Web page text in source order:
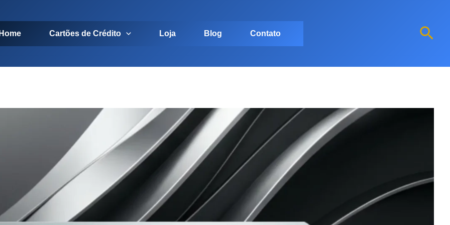
Home Cartões de Crédito Loja Blog Contato